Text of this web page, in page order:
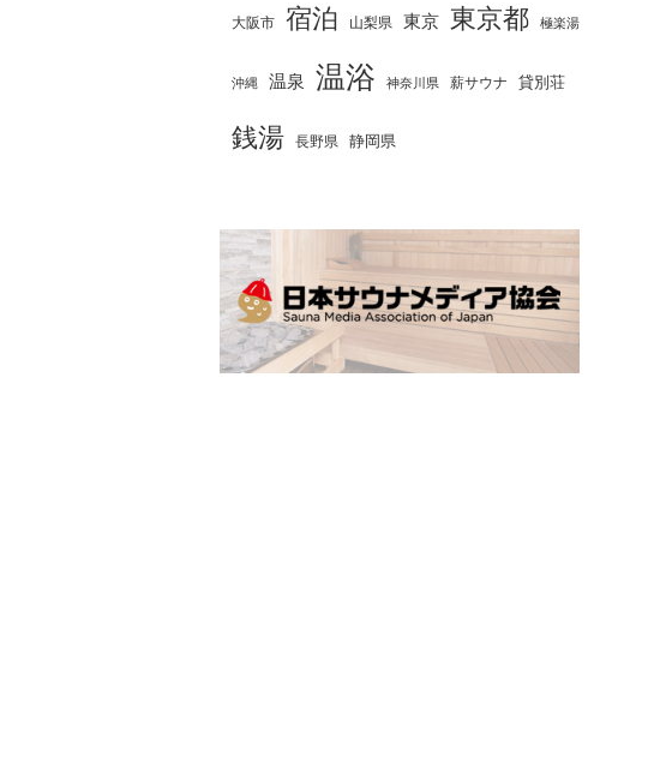
大阪市 宿泊 山梨県 東京 東京都 極楽湯
沖縄 温泉 温浴 神奈川県 薪サウナ 貸別荘
銭湯 長野県 静岡県